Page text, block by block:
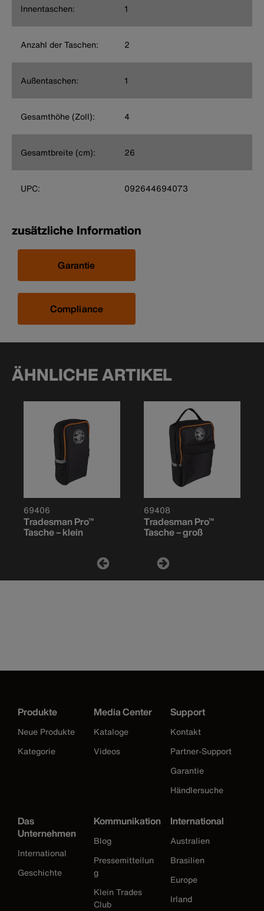
Innentaschen: 1
Anzahl der Taschen: 2
Außentaschen: 1
Gesamthöhe (Zoll): 4
Gesamtbreite (cm): 26
UPC: 092644694073
zusätzliche Information
Garantie
Compliance
ÄHNLICHE ARTIKEL
69406
Tradesman Pro™
Tasche – klein
69408
Tradesman Pro™
Tasche – groß
Produkte
Neue Produkte
Kategorie
Media Center
Kataloge
Videos
Support
Kontakt
Partner-Support
Garantie
Händlersuche
Das
Unternehmen
International
Geschichte
Kommunikation
Blog
Pressemitteilun
g
Klein Trades
Club
International
Australien
Brasilien
Europe
Irland